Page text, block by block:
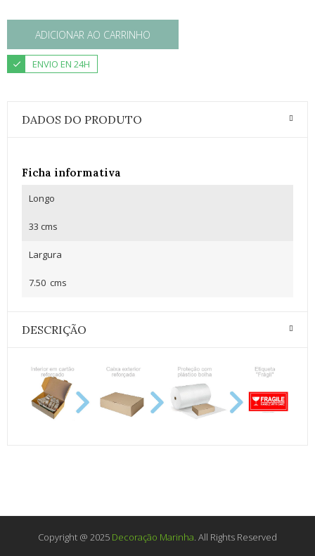
ADICIONAR AO CARRINHO
ENVIO EN 24H
DADOS DO PRODUTO
Ficha informativa
Longo
33 cms
Largura
7.50 cms
DESCRIÇÃO
Copyright @ 2025 Decoração Marinha. All Rights Reserved